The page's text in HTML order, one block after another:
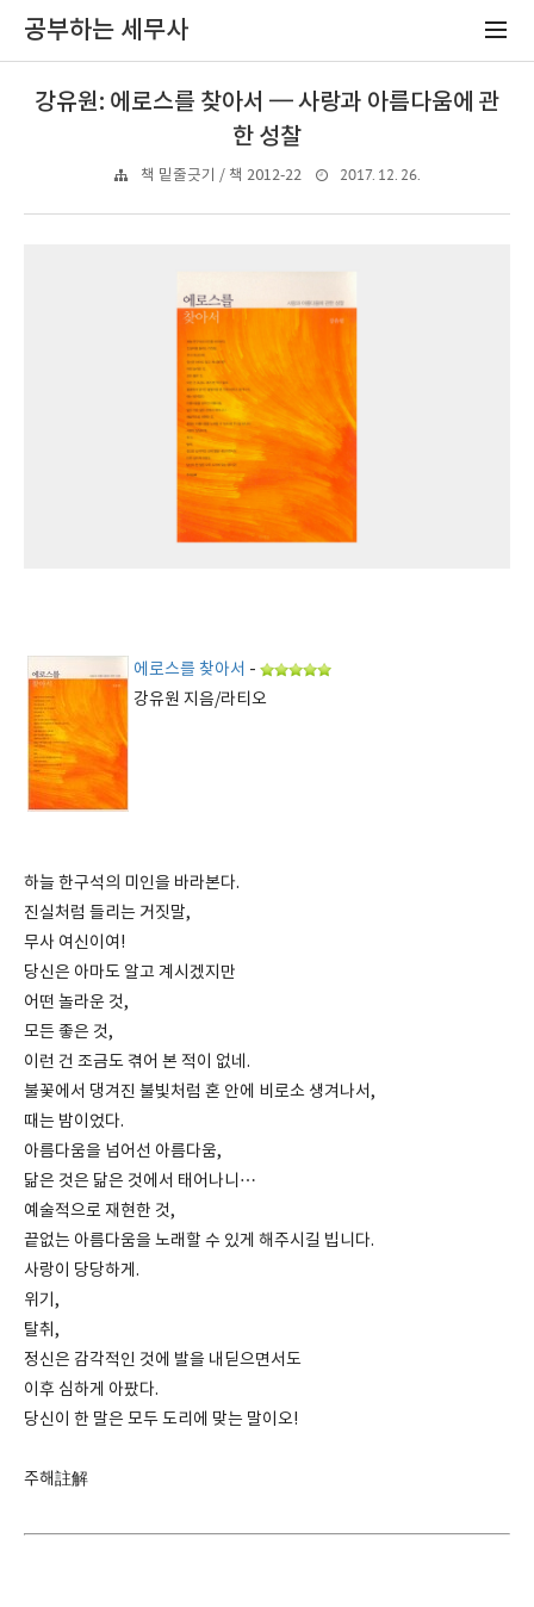
공부하는 세무사
강유원: 에로스를 찾아서 ━ 사랑과 아름다움에 관
한 성찰
책 밑줄긋기 / 책 2012-22 2017. 12. 26.
에로스를 찾아서 -
강유원 지음/라티오
하늘 한구석의 미인을 바라본다.
진실처럼 들리는 거짓말,
무사 여신이여!
당신은 아마도 알고 계시겠지만
어떤 놀라운 것,
모든 좋은 것,
이런 건 조금도 겪어 본 적이 없네.
불꽃에서 댕겨진 불빛처럼 혼 안에 비로소 생겨나서,
때는 밤이었다.
아름다움을 넘어선 아름다움,
닮은 것은 닮은 것에서 태어나니…
예술적으로 재현한 것,
끝없는 아름다움을 노래할 수 있게 해주시길 빕니다.
사랑이 당당하게.
위기,
탈취,
정신은 감각적인 것에 발을 내딛으면서도
이후 심하게 아팠다.
당신이 한 말은 모두 도리에 맞는 말이오!
주해註解